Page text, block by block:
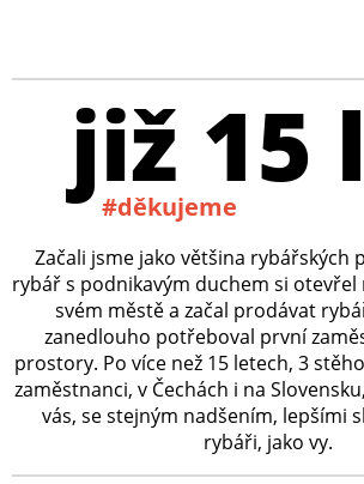
již 15
#děkujeme
Začali jsme jako většina rybářských
rybář s podnikavým duchem si otevřel
svém městě a začal prodávat
zanedlouho potřeboval první
prostory. Po více než 15 letech, 3
zaměstnanci, v Čechách i na
vás, se stejným nadšením, lepšími
rybáři, jako vy.